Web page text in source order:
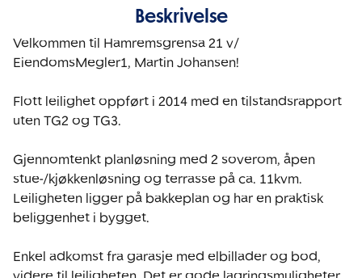
Beskrivelse
Velkommen til Hamremsgrensa 21 v/
EiendomsMegler1, Martin Johansen!
Flott leilighet oppført i 2014 med en tilstandsrapport
uten TG2 og TG3.
Gjennomtenkt planløsning med 2 soverom, åpen
stue-/kjøkkenløsning og terrasse på ca. 11kvm.
Leiligheten ligger på bakkeplan og har en praktisk
beliggenhet i bygget.
Enkel adkomst fra garasje med elbillader og bod,